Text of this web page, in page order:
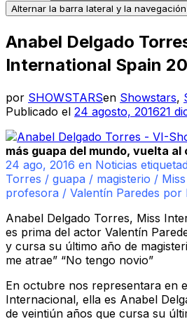
Alternar la barra lateral y la navegación
Anabel Delgado
International Spain
por SHOWSTARSen Showstars,
Publicado el 24 agosto, 201621
más guapa del mundo, vuelta al
24 ago, 2016 en Noticias
Torres / guapa / magisterio /
profesora / Valentín Paredes por
Anabel Delgado Torres, Miss
es prima del actor Valentín
y cursa su último año de
me atrae” “No tengo novio”
En octubre nos representara en
Internacional, ella es Anabel
de veintiún años que cursa su